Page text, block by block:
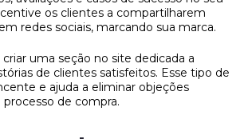
os clientes a compartilharem
redes sociais, marcando sua marca.
uma seção no site dedicada a
de clientes satisfeitos. Esse tipo de
e ajuda a eliminar objeções
de compra.